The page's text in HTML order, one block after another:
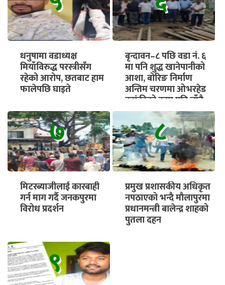
धनुषामा वडाध्यक्ष
मियाँविरुद्ध परस्त्रीसँग
रहेको आरोप, छतबाट हाम
फालेपछि घाइते
बृन्दावन–८ पछि वडा नं. ६
मा पनि शुद्ध खानेपानीको
आशा, बोरिङ निर्माण
अन्तिम चरणमा ओभरहेड
ट्यांकीको काम पनि चाँडै
सुरु हुने
७
मिटरब्याजीलाई कारबाही
गर्न माग गर्दै जनकपुरमा
विरोध प्रदर्शन
८
प्रमुख प्रशासकीय अधिकृत
नपठाएको भन्दै मौलापुरमा
प्रधानमन्त्री बालेन्द्र शाहको
पुतला दहन
९